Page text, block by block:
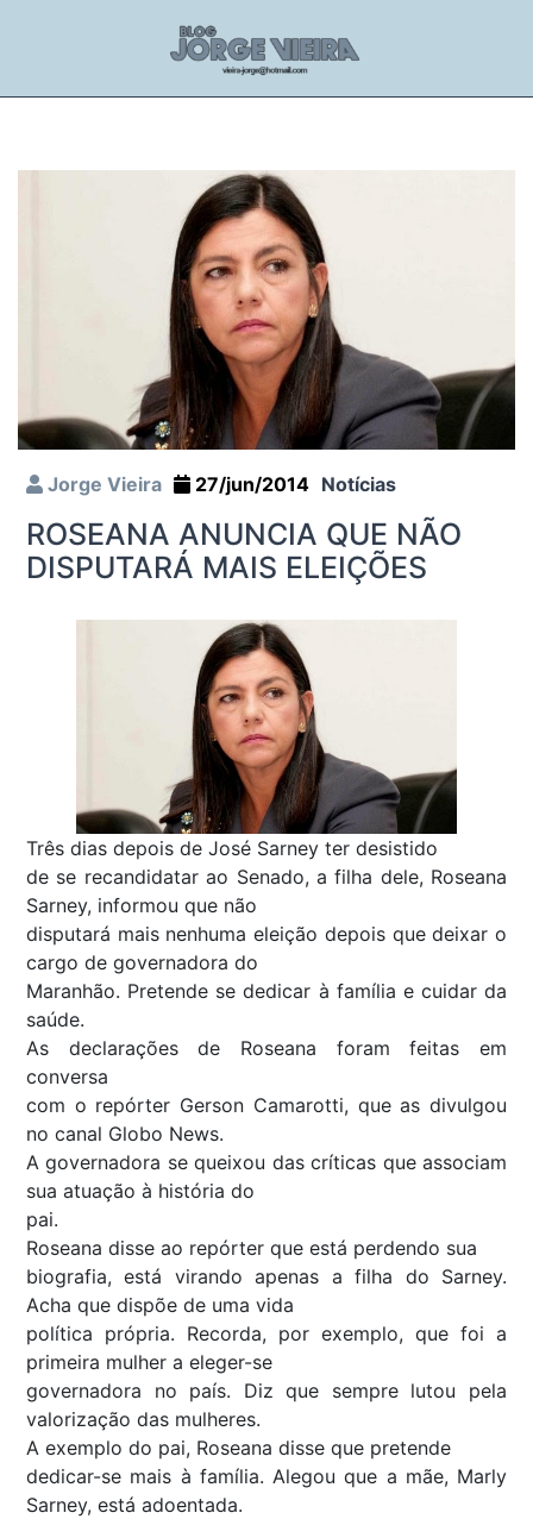
Jorge Vieira 27/jun/2014 Notícias
ROSEANA ANUNCIA QUE NÃO
DISPUTARÁ MAIS ELEIÇÕES
Três dias depois de José Sarney ter desistido
de se recandidatar ao Senado, a filha dele, Roseana
Sarney, informou que não
disputará mais nenhuma eleição depois que deixar o
cargo de governadora do
Maranhão. Pretende se dedicar à família e cuidar da
saúde.
As declarações de Roseana foram feitas em
conversa
com o repórter Gerson Camarotti, que as divulgou
no canal Globo News.
A governadora se queixou das críticas que associam
sua atuação à história do
pai.
Roseana disse ao repórter que está perdendo sua
biografia, está virando apenas a filha do Sarney.
Acha que dispõe de uma vida
política própria. Recorda, por exemplo, que foi a
primeira mulher a eleger-se
governadora no país. Diz que sempre lutou pela
valorização das mulheres.
A exemplo do pai, Roseana disse que pretende
dedicar-se mais à família. Alegou que a mãe, Marly
Sarney, está adoentada.